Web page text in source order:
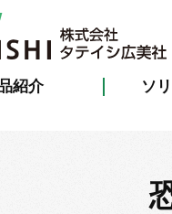
紹介 ソ